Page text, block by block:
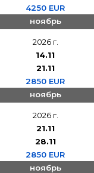
4250 EUR
ноябрь
2026 г.
14.11
21.11
2850 EUR
ноябрь
2026 г.
21.11
28.11
2850 EUR
ноябрь